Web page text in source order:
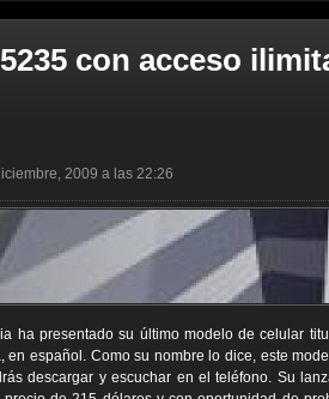
con acceso
2009 a las 22:26
ha presentado su último modelo de celular
en español. Como su nombre lo dice, este
descargar y escuchar en el teléfono. Su